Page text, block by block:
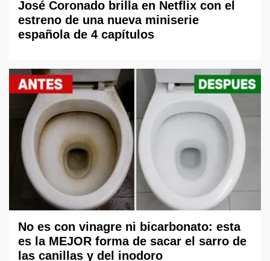
José Coronado brilla en Netflix con el
estreno de una nueva miniserie
española de 4 capítulos
No es con vinagre ni bicarbonato: esta
es la MEJOR forma de sacar el sarro de
las canillas y del inodoro